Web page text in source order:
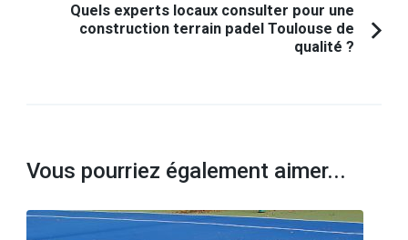
Quels experts locaux consulter pour une
construction terrain padel Toulouse de
qualité ?
Vous pourriez également aimer...